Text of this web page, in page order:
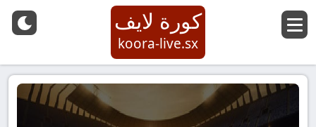
كورة لايف
koora-live.sx